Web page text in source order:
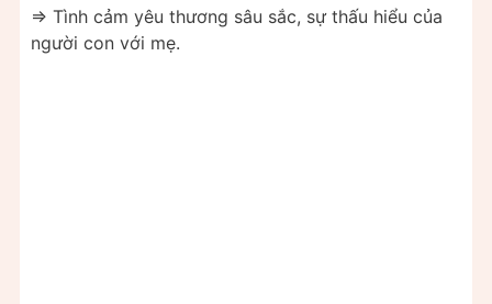
=> Tình cảm yêu thương sâu sắc, sự thấu hiểu của
người con với mẹ.